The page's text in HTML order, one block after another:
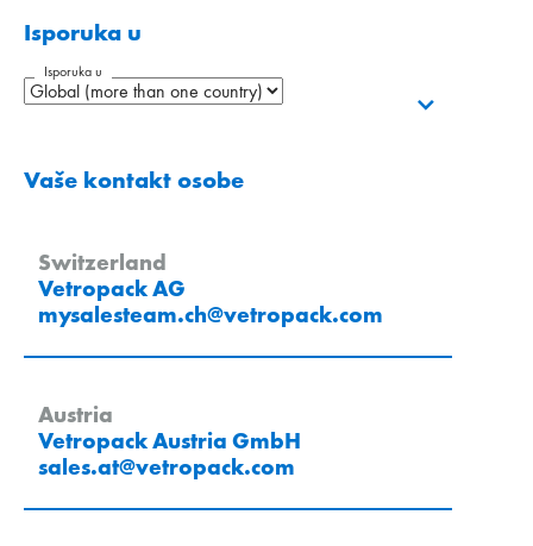
Isporuka u
Isporuka u
Vaše kontakt osobe
Switzerland
Vetropack AG
mysalesteam.ch@vetropack.com
Austria
Vetropack Austria GmbH
sales.at@vetropack.com